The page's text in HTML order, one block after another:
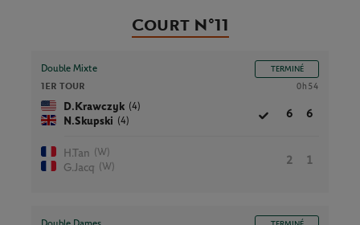
Court N°11
Double Mixte TERMINÉ
1ER TOUR 0h54
D.Krawczyk (4)
N.Skupski (4)
6 6
H.Tan (W)
G.Jacq (W)
2 1